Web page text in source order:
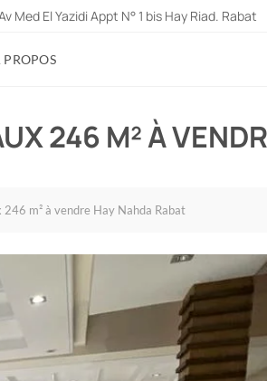
Med El Yazidi Appt N° 1 bis Hay Riad. Rabat
PROPOS
246 M² À
m² à vendre Hay Nahda Rabat